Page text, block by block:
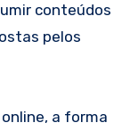
conteúdos
pelos
a forma